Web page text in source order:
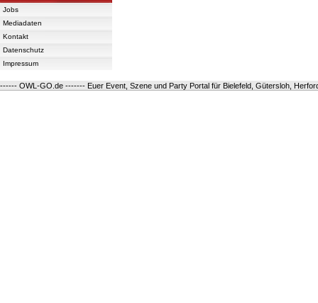
Jobs
Mediadaten
Kontakt
Datenschutz
Impressum
------ OWL-GO.de ------- Euer Event, Szene und Party Portal für Bielefeld, Gütersloh,